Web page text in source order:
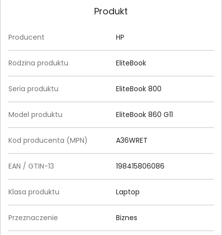
Produkt
Producent HP
Rodzina produktu EliteBook
Seria produktu EliteBook 800
Model produktu EliteBook 860 G11
Kod producenta (MPN) A36WRET
EAN / GTIN-13 198415806086
Klasa produktu Laptop
Przeznaczenie Biznes